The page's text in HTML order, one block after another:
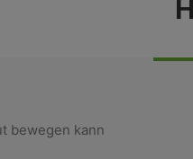
bewegen kann